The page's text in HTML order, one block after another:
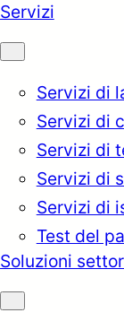
Servizi
Servizi di
Servizi di
Servizi di
Servizi di
Servizi di
Test del
Soluzioni